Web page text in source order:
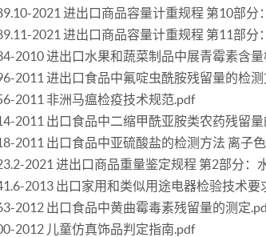
2021 进出口商品容量计重规程 第10部
2021 进出口商品容量计重规程 第11部
2010 进出口水果和蔬菜制品中展青霉素含
2011 进出口食品中氟啶虫酰胺残留量的检
2011 非洲马瘟检疫技术规范.pdf
2011 出口食品中二缩甲酰亚胺类农药残留
2011 出口食品中亚硫酸盐的检测方法 离子
2021 进出口商品重量鉴定规程 第2部分：
2013 出口家用和类似用途电器检验技术
2012 出口食品中黄曲霉毒素残留量的测定
2012 儿童仿真饰品判定指南.pdf